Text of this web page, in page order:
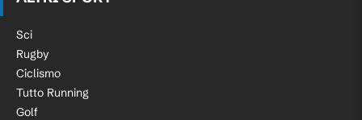
Sci
Rugby
Ciclismo
Tutto Running
Golf